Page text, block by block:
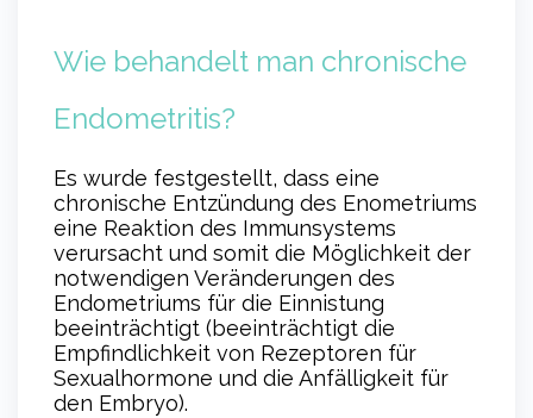
Wie behandelt man chronische
Endometritis?
Es wurde festgestellt, dass eine
chronische Entzündung des Enometriums
eine Reaktion des Immunsystems
verursacht und somit die Möglichkeit der
notwendigen Veränderungen des
Endometriums für die Einnistung
beeinträchtigt (beeinträchtigt die
Empfindlichkeit von Rezeptoren für
Sexualhormone und die Anfälligkeit für
den Embryo).